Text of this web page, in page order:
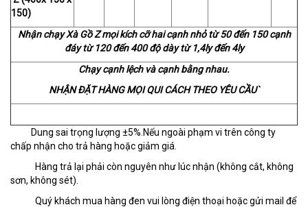
150)
Nhận chạy Xà Gồ Z mọi kích cỡ hai cạnh nhỏ từ 50 đến 150 cạnh
đáy từ 120 đến 400 độ dày từ 1,4ly đến 4ly
Chạy cạnh lệch và cạnh bằng nhau.
NHẬN ĐẶT HÀNG MỌI QUI CÁCH THEO YÊU CẦU`
Dung sai trọng lượng ±5%.Nếu ngoài phạm vi trên công ty
chấp nhận cho trả hàng hoặc giảm giá.
Hàng trả lại phải còn nguyên như lúc nhận (không cắt, không
sơn, không sét).
Quý khách mua hàng đen vui lòng điện thoại hoặc gửi mail để